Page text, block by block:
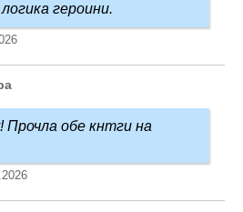
героини.
Прочла обе кнтги на